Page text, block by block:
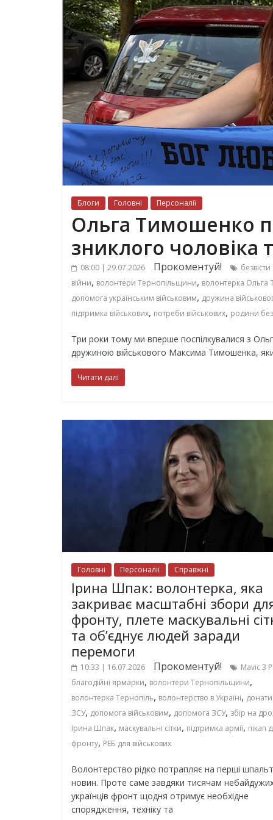
Блоги Головні Персоналії
Ольга Тимошенко
зниклого чоловіка
08:00 | 29.07.2026 Прокоментуй! безвісти
війни, волонтери Тернопільщини, волонтерка
допомога українським військовим, дружина
підтримка військових, потреби військових, родини
Три роки тому ми вперше поспілкувалися з
дружиною військового Максима Тимошенка,
Читати далі
Головні Персоналії Справжні
Ірина Шпак: волонтерка, яка
закриває масштабні збори
фронту, плете маскувальні
та об’єднує людей заради
перемоги
10:33 | 16.07.2026 Прокоментуй! Mavic 3
благодійні ярмарки, волонтери Тернопільщини,
волонтерка Тернопіль, волонтерство в Україні,
ЗСУ, допомога військовим, допомога ЗСУ, збір на
Ірина Шпак, маскувальні сітки, підтримка армії, пікап
фронту, РЕБ для військових
Волонтерство рідко потрапляє на перші
новин. Проте саме завдяки тисячам
українців фронт щодня отримує необхідне
спорядження, техніку та